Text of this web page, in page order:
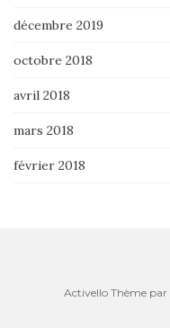
décembre 2019
octobre 2018
avril 2018
mars 2018
février 2018
Activello Thème par